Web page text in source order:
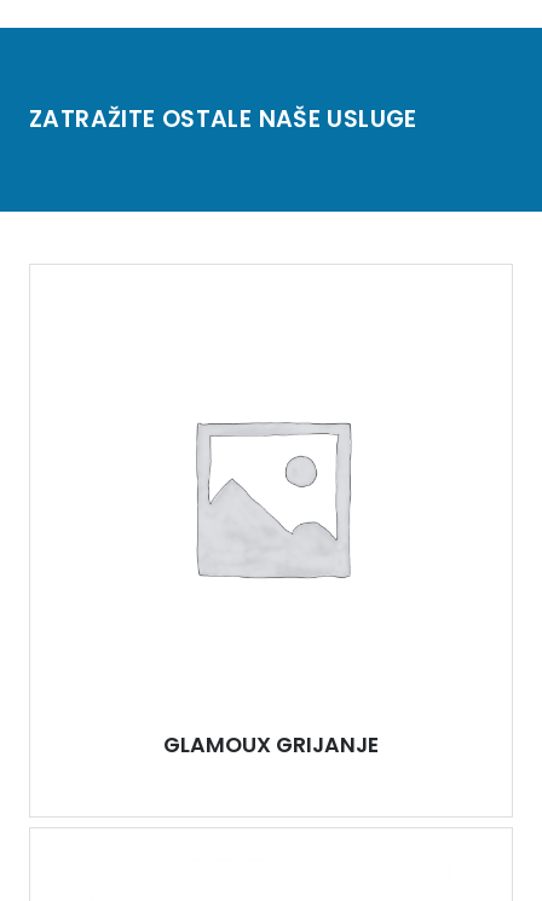
ZATRAŽITE OSTALE NAŠE USLUGE
GLAMOUX GRIJANJE